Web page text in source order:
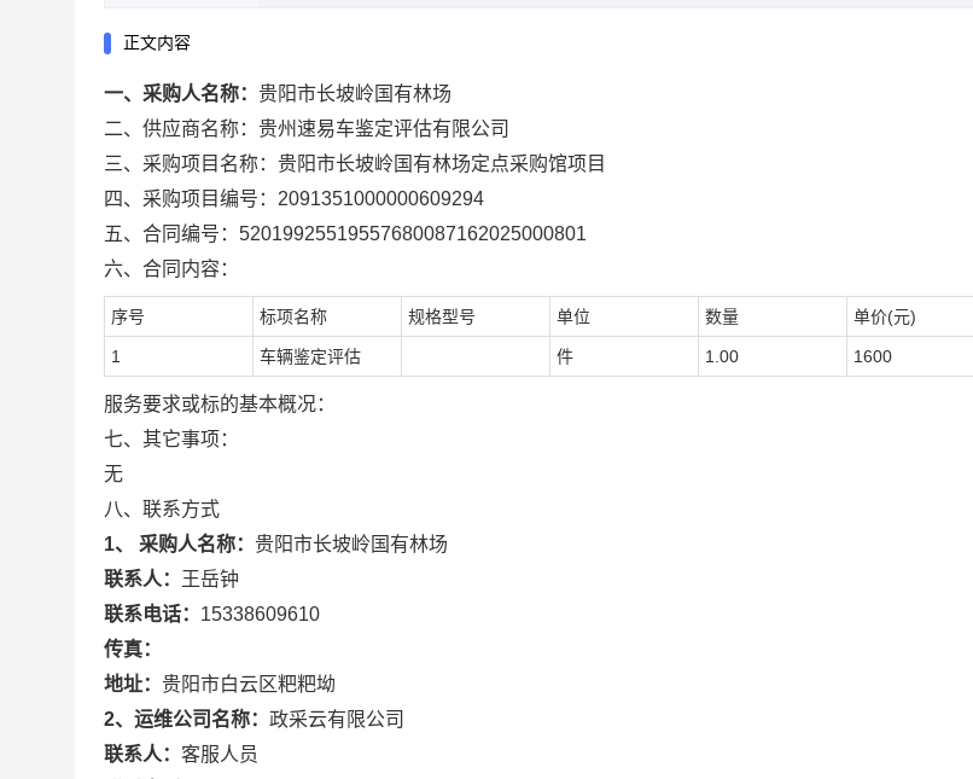
正文内容
一、采购人名称： 贵阳市长坡岭国有林场
二、供应商名称： 贵州速易车鉴定评估有限公司
三、采购项目名称： 贵阳市长坡岭国有林场定点采购馆项目
四、采购项目编号： 2091351000000609294
五、合同编号： 52019925519557680087162025000801
六、合同内容：
序号 标项名称 规格型号 单位 数量 单价(元)
1 车辆鉴定评估 件 1.00 1600
服务要求或标的基本概况：
七、其它事项：
无
八、联系方式
1、 采购人名称： 贵阳市长坡岭国有林场
联系人：
王岳钟
联系电话： 15338609610
传真：
地址： 贵阳市白云区粑粑坳
2、运维公司名称： 政采云有限公司
联系人： 客服人员